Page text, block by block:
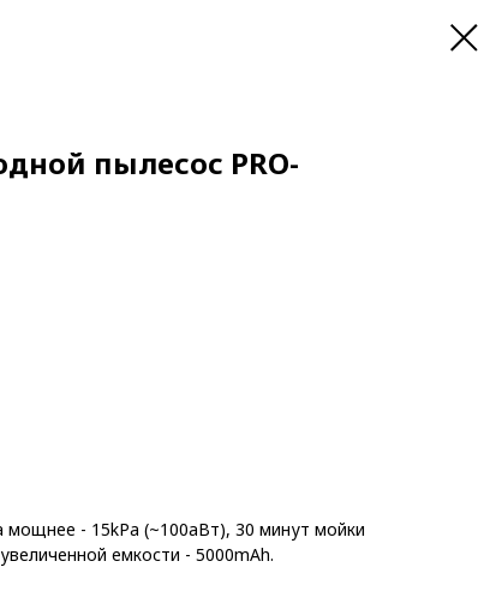
пылесос PRO-
мощнее - 15kPa (~100аВт), 30 минут мойки
емкости - 5000mAh.